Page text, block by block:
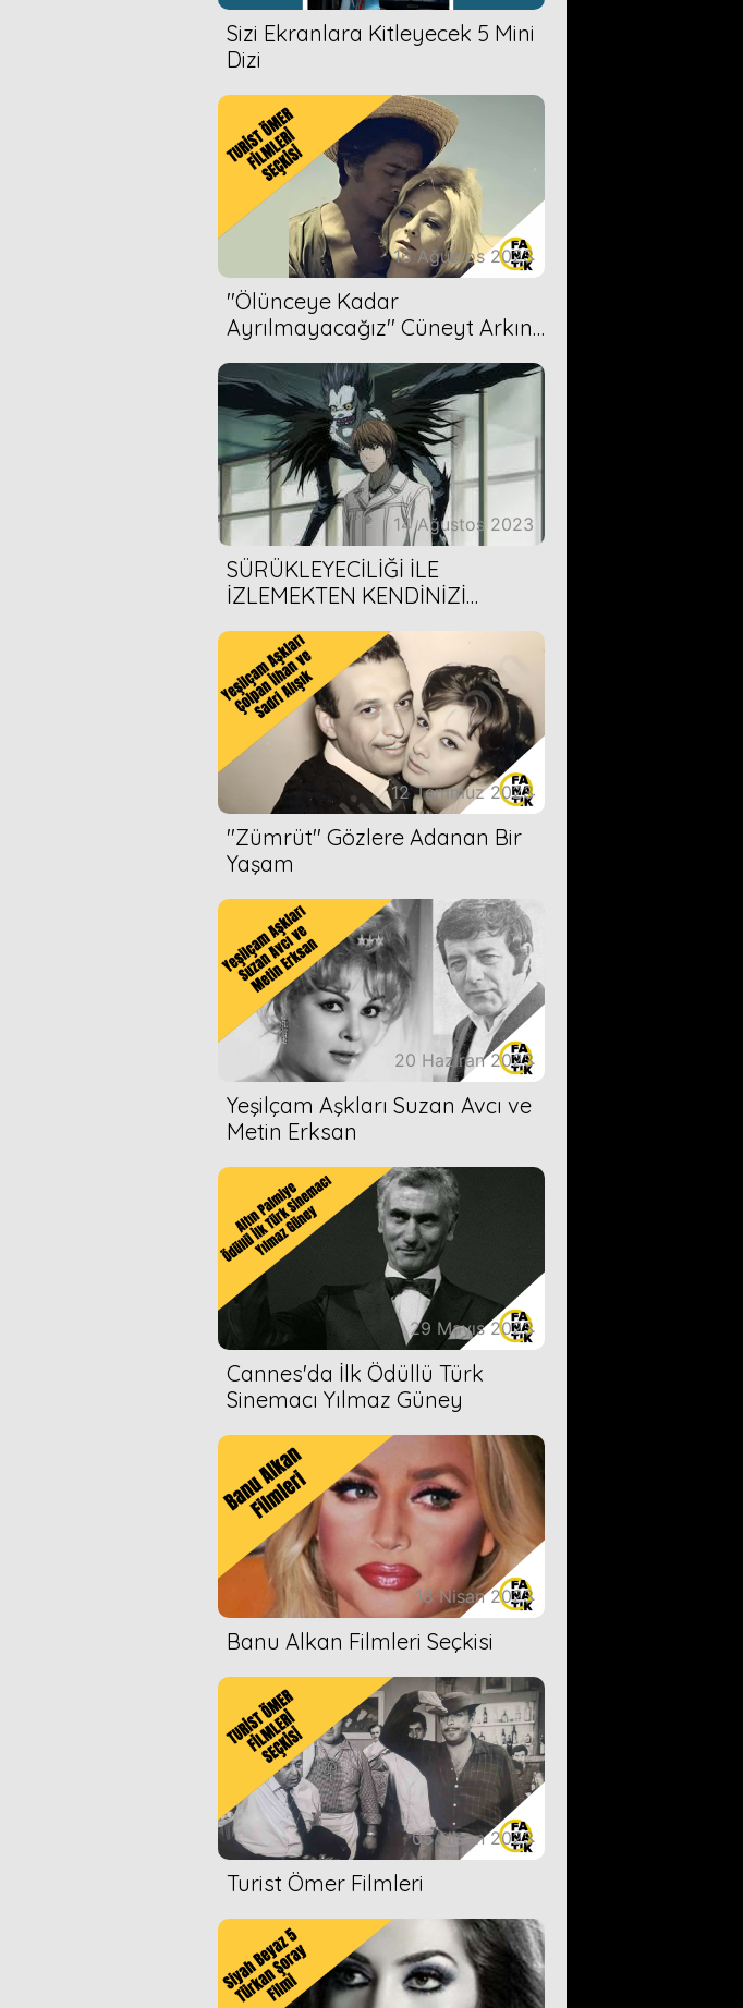
Sizi Ekranlara Kitleyecek 5 Mini
Dizi
16 Ağustos 2023
''Ölünceye Kadar
Ayrılmayacağız'' Cüneyt Arkın-
14 Ağustos 2023
SÜRÜKLEYECİLİĞİ İLE
İZLEMEKTEN KENDİNİZİ
ÖNERİMİZ
12 Temmuz 2023
''Zümrüt'' Gözlere Adanan Bir
Yaşam
20 Haziran 2023
Yeşilçam Aşkları Suzan Avcı ve
Metin Erksan
29 Mayıs 2023
Cannes'da İlk Ödüllü Türk
Sinemacı Yılmaz Güney
18 Nisan 2023
Banu Alkan Filmleri Seçkisi
05 Nisan 2023
Turist Ömer Filmleri